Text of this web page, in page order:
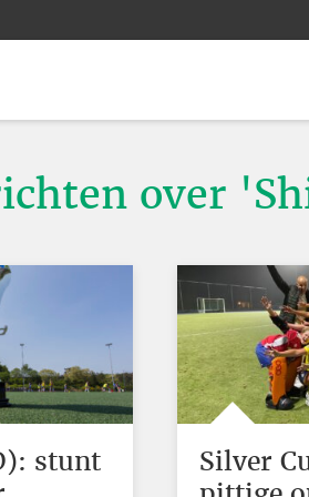
over
stunt
Silver